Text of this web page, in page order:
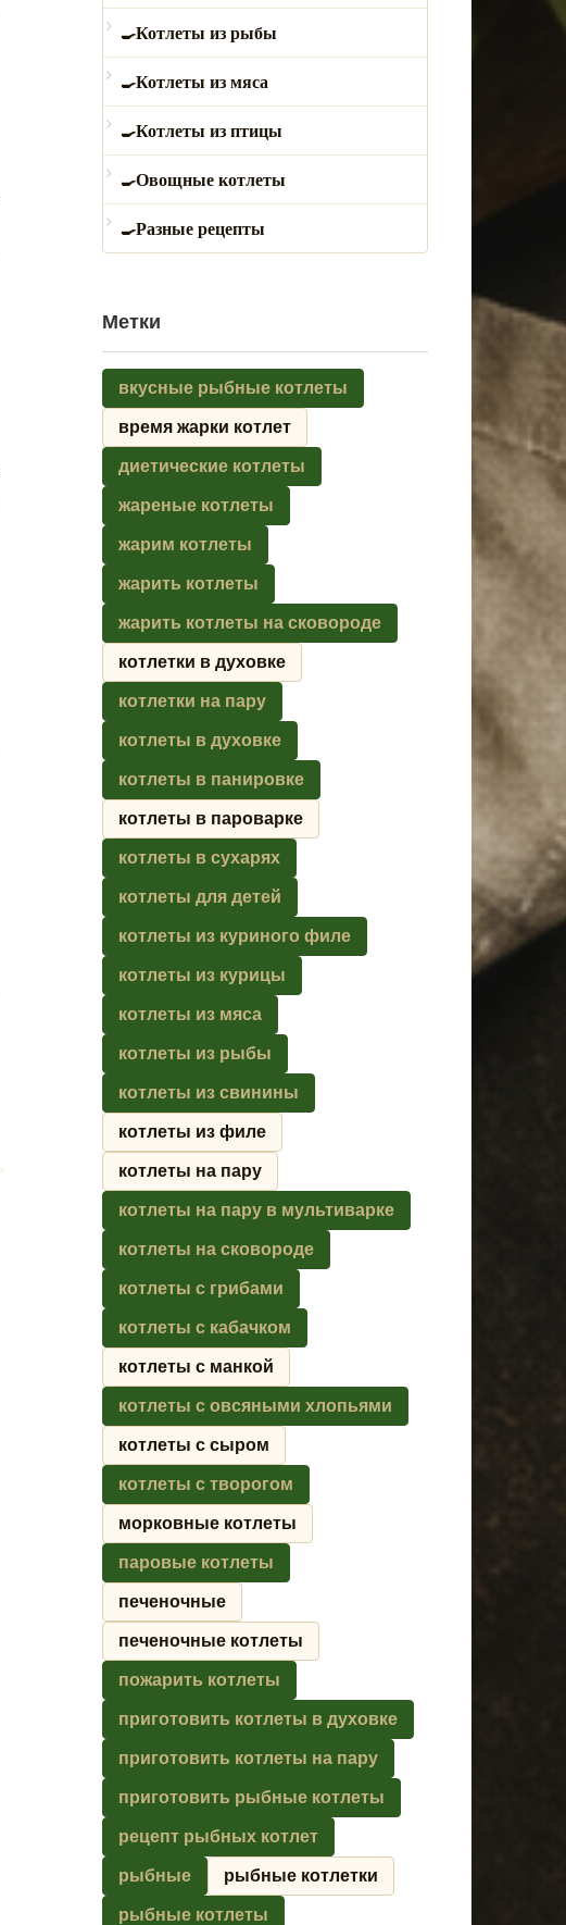
Котлеты из рыбы
Котлеты из мяса
Котлеты из птицы
Овощные котлеты
Разные рецепты
Метки
вкусные рыбные котлеты
время жарки котлет
диетические котлеты
жареные котлеты
жарим котлеты
жарить котлеты
жарить котлеты на сковороде
котлетки в духовке
котлетки на пару
котлеты в духовке
котлеты в панировке
котлеты в пароварке
котлеты в сухарях
котлеты для детей
котлеты из куриного филе
котлеты из курицы
котлеты из мяса
котлеты из рыбы
котлеты из свинины
котлеты из филе
котлеты на пару
котлеты на пару в мультиварке
котлеты на сковороде
котлеты с грибами
котлеты с кабачком
котлеты с манкой
котлеты с овсяными хлопьями
котлеты с сыром
котлеты с творогом
морковные котлеты
паровые котлеты
печеночные
печеночные котлеты
пожарить котлеты
приготовить котлеты в духовке
приготовить котлеты на пару
приготовить рыбные котлеты
рецепт рыбных котлет
рыбные рыбные котлетки
рыбные котлеты